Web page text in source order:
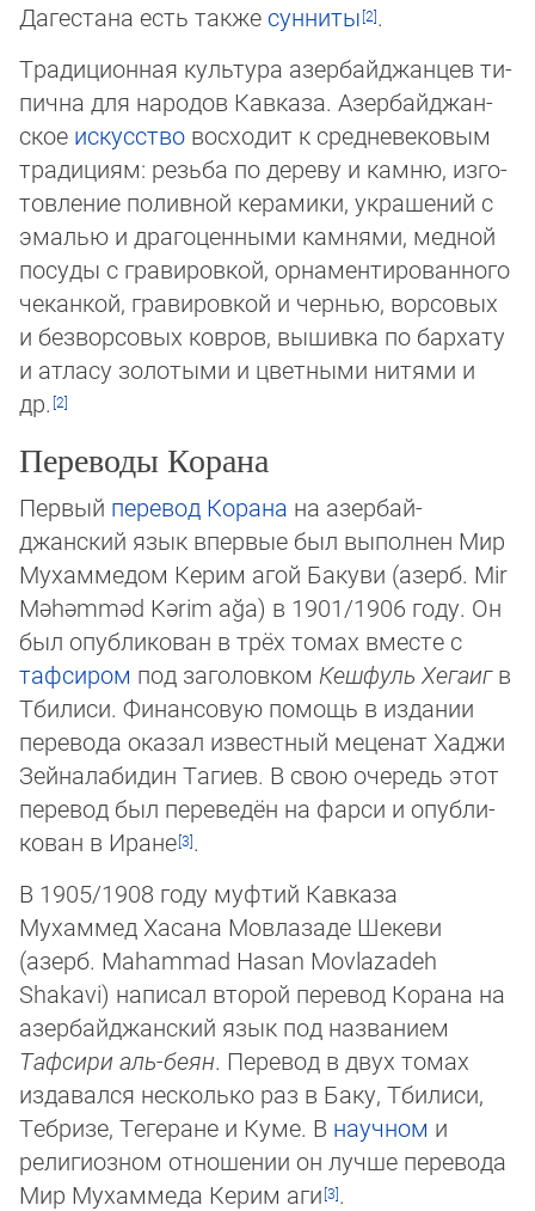
Да­ге­ста­на есть так­же сун­ни­ты
.
Тра­диционная куль­ту­ра азер­бай­джан­цев ти­
пич­на для на­ро­дов Кав­ка­за. Азербай­джан­
ское искусство вос­хо­дит к сред­не­ве­ко­вым
тра­ди­ци­ям: резь­ба по де­ре­ву и кам­ню, из­го­
тов­ле­ние по­лив­ной ке­ра­ми­ки, ук­ра­ше­ний с
эма­лью и дра­го­цен­ны­ми кам­ня­ми, мед­ной
по­су­ды с гра­ви­ров­кой, ор­на­мен­ти­ро­ван­но­го
че­кан­кой, гра­ви­ров­кой и чер­нью, вор­со­вых
и без­вор­со­вых ков­ров, вы­шив­ка по бар­ха­ту
и ат­ла­су зо­ло­ты­ми и цвет­ны­ми ни­тя­ми и
др.
Переводы Корана
Первый перевод Корана на азер­бай­
джанский язык впервые был выполнен Мир
Му­хам­медом Керим агой Бакуви (азерб. Mir
Məhəmməd Kərim ağa) в 1901/1906 году. Он
был опуб­ли­ко­ван в трёх томах вместе с
тафсиром под заго­ловком Кешфуль Хе­га­игв
Тбилиси. Финан­совую помощь в издании
пере­вода оказал извест­ный меценат Хаджи
Зей­нал­аби­дин Тагиев. В свою оче­редь этот
перевод был пере­ведён на фарси и опубли­
кован в Иране .
В 1905/1908 году муфтий Кавказа
Мухаммед Хасана Мовлазаде Ше­кеви
(азерб. Mahammad Hasan Movlazadeh
Shakavi) на­пи­сал вто­рой перевод Корана на
азер­бай­джан­ский язык под назва­нием
Тафсири аль-беян. Перевод в двух томах
изда­вал­ся несколько раз в Баку, Тбилиси,
Тебризе, Тегеране и Куме. В научном и
религи­озном отно­шении он лучше перевода
Мир Му­хам­меда Керим аги
.